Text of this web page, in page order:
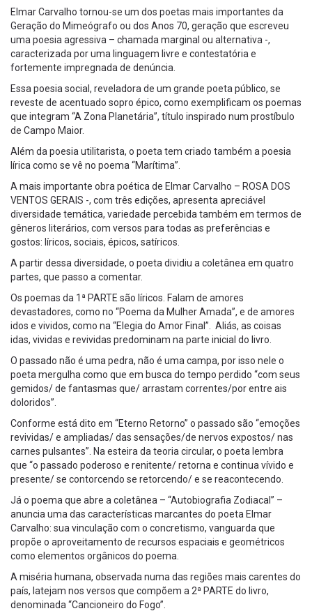
Elmar Carvalho tornou-se um dos poetas mais importantes da
Geração do Mimeógrafo ou dos Anos 70, geração que escreveu
uma poesia agressiva – chamada marginal ou alternativa -,
caracterizada por uma linguagem livre e contestatória e
fortemente impregnada de denúncia.
Essa poesia social, reveladora de um grande poeta público, se
reveste de acentuado sopro épico, como exemplificam os poemas
que integram “A Zona Planetária”, título inspirado num prostíbulo
de Campo Maior.
Além da poesia utilitarista, o poeta tem criado também a poesia
lírica como se vê no poema “Marítima”.
A mais importante obra poética de Elmar Carvalho – ROSA DOS
VENTOS GERAIS -, com três edições, apresenta apreciável
diversidade temática, variedade percebida também em termos de
gêneros literários, com versos para todas as preferências e
gostos: líricos, sociais, épicos, satíricos.
A partir dessa diversidade, o poeta dividiu a coletânea em quatro
partes, que passo a comentar.
Os poemas da 1ª PARTE são líricos. Falam de amores
devastadores, como no “Poema da Mulher Amada”, e de amores
idos e vividos, como na “Elegia do Amor Final”. Aliás, as coisas
idas, vividas e revividas predominam na parte inicial do livro.
O passado não é uma pedra, não é uma campa, por isso nele o
poeta mergulha como que em busca do tempo perdido “com seus
gemidos/ de fantasmas que/ arrastam correntes/por entre ais
doloridos”.
Conforme está dito em “Eterno Retorno” o passado são “emoções
revividas/ e ampliadas/ das sensações/de nervos expostos/ nas
carnes pulsantes”. Na esteira da teoria circular, o poeta lembra
que “o passado poderoso e renitente/ retorna e continua vívido e
presente/ se contorcendo se retorcendo/ e se reacontecendo.
Já o poema que abre a coletânea – “Autobiografia Zodiacal” –
anuncia uma das características marcantes do poeta Elmar
Carvalho: sua vinculação com o concretismo, vanguarda que
propõe o aproveitamento de recursos espaciais e geométricos
como elementos orgânicos do poema.
A miséria humana, observada numa das regiões mais carentes do
país, latejam nos versos que compõem a 2ª PARTE do livro,
denominada “Cancioneiro do Fogo”.